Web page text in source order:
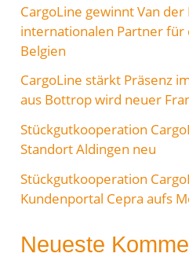
n
a
CargoLine gewinnt Van
internationalen Partner für
Belgien
CargoLine stärkt Präsenz
aus Bottrop wird neuer
Stückgutkooperation
Standort Aldingen neu
Stückgutkooperation
Kundenportal Cepra aufs
Neueste